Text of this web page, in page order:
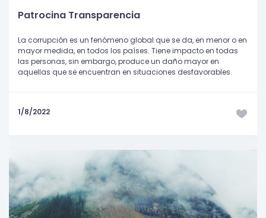
Patrocina Transparencia
La corrupción es un fenómeno global que se da, en menor o en
mayor medida, en todos los países. Tiene impacto en todas
las personas, sin embargo, produce un daño mayor en
aquellas que se encuentran en situaciones desfavorables.
1/8/2022